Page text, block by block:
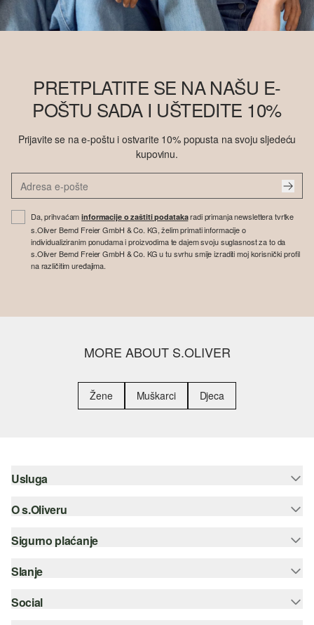
PRETPLATITE SE NA NAŠU E-
POŠTU SADA I UŠTEDITE 10%
Prijavite se na e-poštu i ostvarite 10% popusta na svoju sljedeću
kupovinu.
Da, prihvaćaminformacije o zaštiti podatakaradi primanja newslettera tvrtke
s.Oliver Bernd Freier GmbH & Co. KG, želim primati informacije o
individualiziranim ponudama i proizvodima te dajem svoju suglasnost za to da
s.Oliver Bernd Freier GmbH & Co. KG u tu svrhu smije izraditi moj korisnički profil
na različitim uređajima.
MORE ABOUT S.OLIVER
Žene Muškarci Djeca
Usluga
Pomoć i česta pitanja
Savjetovanje o veličinama
Odjeća
O s.Oliveru
Newsletter
s.Oliver Group
Sigurno plaćanje
Kreditna kartica
PayPal
Slanje
Hrvatska pošta
Social